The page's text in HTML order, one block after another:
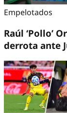
Empelotados
Raúl ‘Pollo’
derrota ante